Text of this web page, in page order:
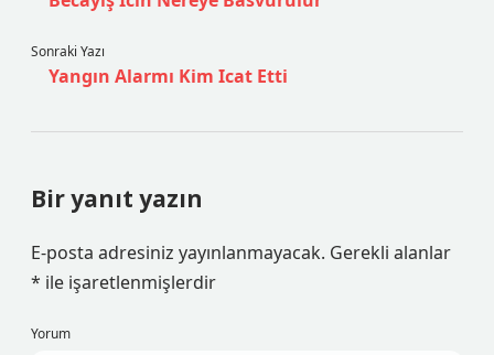
Sonraki Yazı
Yangın Alarmı Kim Icat Etti
Bir yanıt yazın
E-posta adresiniz yayınlanmayacak. Gerekli alanlar
* ile işaretlenmişlerdir
Yorum